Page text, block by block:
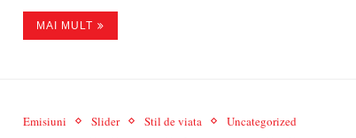
MAI MULT
Emisiuni Slider Stil de viata Uncategorized